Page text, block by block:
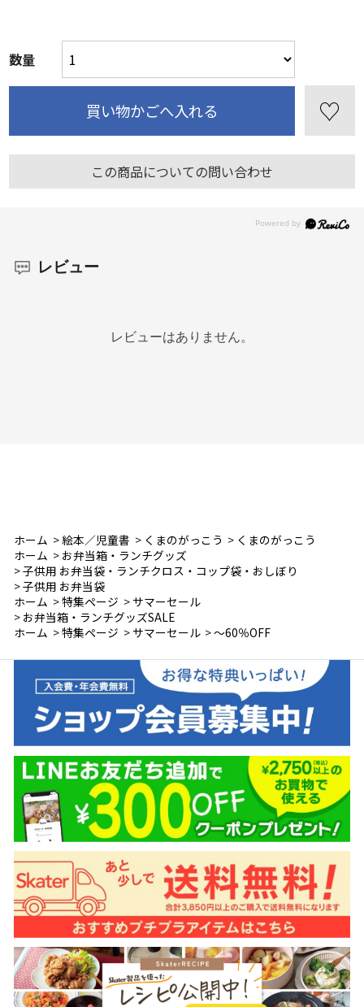
この商品についての問い合わせ
数量
レビュー
レビューはありません。
ホーム >絵本／児童書 > くまのがっこう > くまのがっこう
ホーム > お弁当箱・ランチグッズ
>子供用 お弁当袋・ランチクロス・コップ袋・おしぼり
>子供用 お弁当袋
ホーム >特集ページ > サマーセール
> お弁当箱・ランチグッズSALE
ホーム >特集ページ > サマーセール >～60％OFF